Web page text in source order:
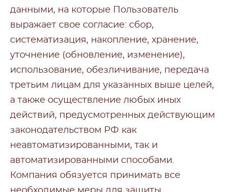
данными, на которые Пользователь
выражает свое согласие: сбор,
систематизация, накопление, хранение,
уточнение (обновление, изменение),
использование, обезличивание, передача
третьим лицам для указанных выше целей,
а также осуществление любых иных
действий, предусмотренных действующим
законодательством РФ как
неавтоматизированными, так и
автоматизированными способами.
Компания обязуется принимать все